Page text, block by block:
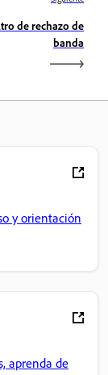
de rechazo de
banda
y orientación
aprenda de